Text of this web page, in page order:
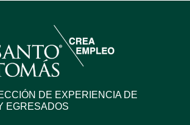
DE EXPERIENCIA DE
EGRESADOS